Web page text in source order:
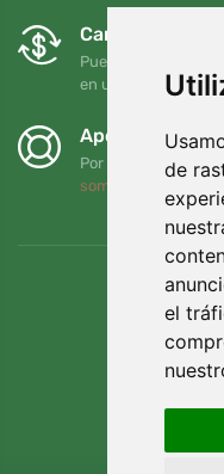
de
el
Cambios y
Puede devolver o
en un plazo de 90
Apoyamos a
Por cada pedido
somos